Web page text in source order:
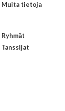
Muita tietoja
Ryhmät
Tanssijat